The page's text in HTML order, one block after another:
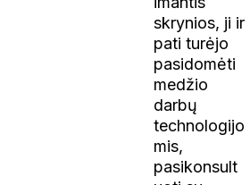
skrynios, ji ir
pati turėjo
pasidomėti
medžio
darbų
technologijo
mis,
pasikonsult